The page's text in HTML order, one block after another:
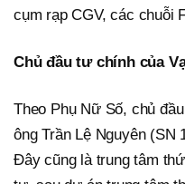
cụm rạp CGV, các chuỗi
Chủ đầu tư chính của
Theo Phụ Nữ Số, chủ
ông Trần Lệ Nguyên (SN
Đây cũng là trung tâm